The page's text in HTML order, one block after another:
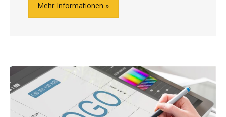
Mehr Informationen